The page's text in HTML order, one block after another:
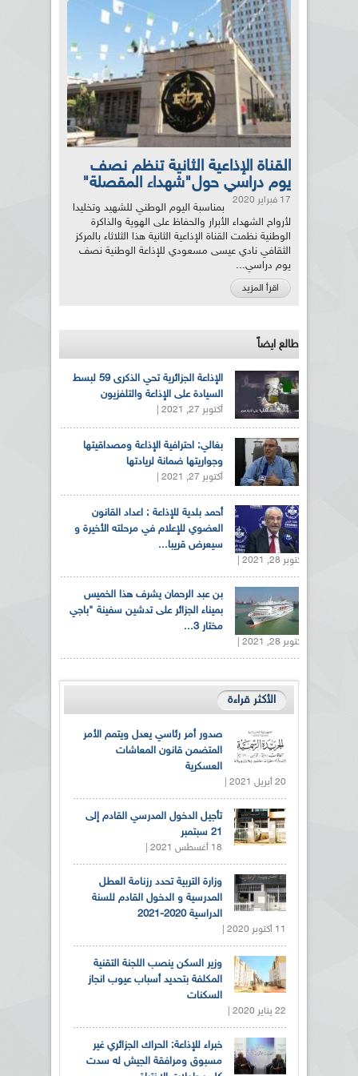
القناة الإذاعية الثانية تنظم نصف
يوم دراسي حول"شهداء المقصلة"
17 فبراير 2020
بمناسبة اليوم الوطني للشهيد وتخليدا
لأرواح الشهداء الأبرار والحفاظ على الهوية والذاكرة
الوطنية نظمت القناة الإذاعية الثانية هذا الثلاثاء بالمركز
الثقافي نادي عيسى مسعودي للإذاعة الوطنية نصف
يوم دراسي...
اقرأ المزيد
طالع ايضاً
الإذاعة الجزائرية تحي الذكرى 59 لبسط
السيادة على الإذاعة والتلفزيون
أكتوبر 27, 2021 |
بغالي: احترافية الإذاعة ومصداقيتها
وجواريتها ضمانة لريادتها
أكتوبر 27, 2021 |
أحمد بلدية للإذاعة : اعداد القانون
العضوي للإعلام في مرحلته الأخيرة و
سيعرض قريبا...
أكتوبر 28, 2021 |
بن عبد الرحمان يشرف هذا الخميس
بميناء الجزائر على تدشين سفينة "باجي
مختار 3...
أكتوبر 28, 2021 |
الأكثر قراءة
صدور أمر رئاسي يعدل ويتمم الأمر
المتضمن قانون المعاشات
العسكرية
20 أبريل 2021 |
تأجيل الدخول المدرسي القادم إلى
21 سبتمبر
18 أغسطس 2021 |
وزارة التربية تحدد رزنامة العطل
المدرسية و الدخول القادم للسنة
الدراسية 2020-2021
11 أكتوبر 2020 |
وزير السكن ينصب اللجنة التقنية
المكلفة بتحديد أسباب عيوب انجاز
السكنات
22 يناير 2020 |
خبراء للإذاعة: الحراك الجزائري غير
مسبوق ومرافقة الجيش له سدت